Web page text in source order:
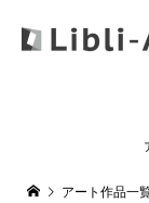
アート作品一